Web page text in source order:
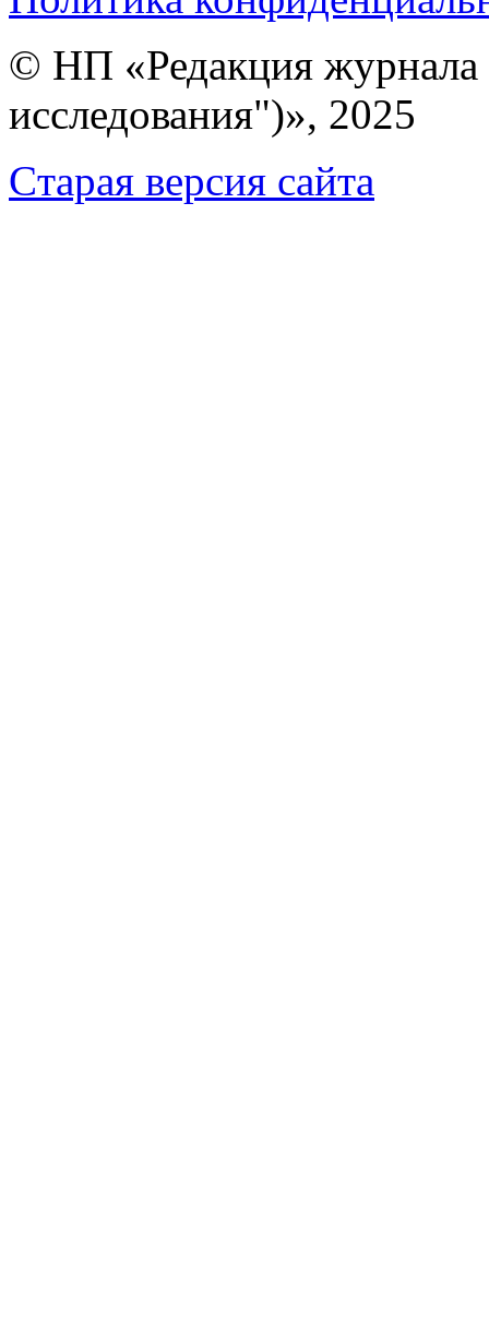
© НП «Редакция
исследования")», 2025
Cтарая версия сайта